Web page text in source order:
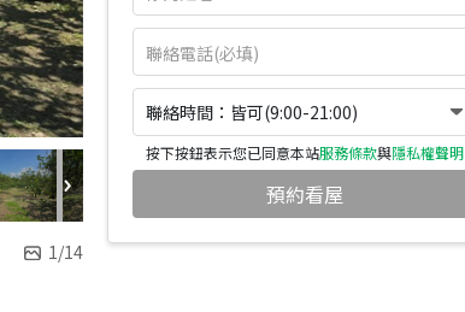
1/14
聯絡時間：皆可(9:00-21:00)
按下按鈕表示您已同意本站服務條款與隱私權聲明
預約看屋